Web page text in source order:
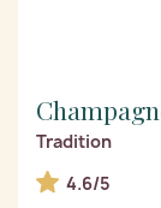
Tradition
4.6/5